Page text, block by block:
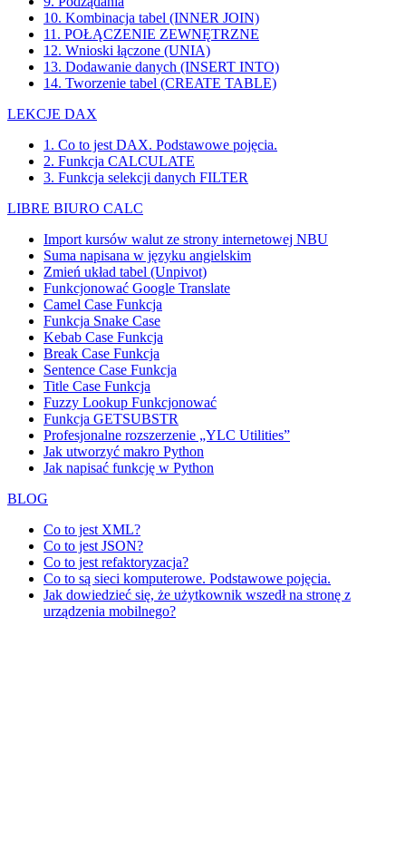
10. Kombinacja tabel (INNER JOIN)
11. POŁĄCZENIE ZEWNĘTRZNE
12. Wnioski łączone (UNIA)
13. Dodawanie danych (INSERT INTO)
14. Tworzenie tabel (CREATE TABLE)
LEKCJE DAX
1. Co to jest DAX. Podstawowe pojęcia.
2. Funkcja CALCULATE
3. Funkcja selekcji danych FILTER
LIBRE BIURO CALC
Import kursów walut ze strony internetowej NBU
Suma napisana w języku angielskim
Zmień układ tabel (Unpivot)
Funkcjonować Google Translate
Camel Case Funkcja
Funkcja Snake Case
Kebab Case Funkcja
Break Case Funkcja
Sentence Case Funkcja
Title Case Funkcja
Fuzzy Lookup Funkcjonować
Funkcja GETSUBSTR
Profesjonalne rozszerzenie „YLC Utilities”
Jak utworzyć makro Python
Jak napisać funkcję w Python
BLOG
Co to jest XML?
Co to jest JSON?
Co to jest refaktoryzacja?
Co to są sieci komputerowe. Podstawowe pojęcia.
Jak dowiedzieć się, że użytkownik wszedł na stronę z
urządzenia mobilnego?